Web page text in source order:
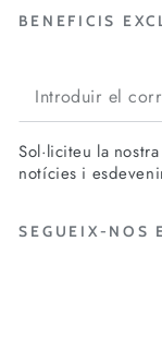
BENEFICIS
Introduir
el
correu
aquí
Sol·liciteu la
notícies i
SEGUEIX-NOS